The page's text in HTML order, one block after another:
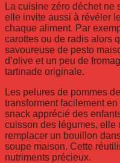
La cuisine zéro déchet ne
elle invite aussi à révéler
chaque aliment. Par
carottes ou de radis alors
savoureuse de pesto
d’olive et un peu de
tartinade originale.
Les pelures de pommes
transforment facilement
snack apprécié des
cuisson des légumes, elle
remplacer un bouillon
soupe maison. Cette
nutriments précieux.